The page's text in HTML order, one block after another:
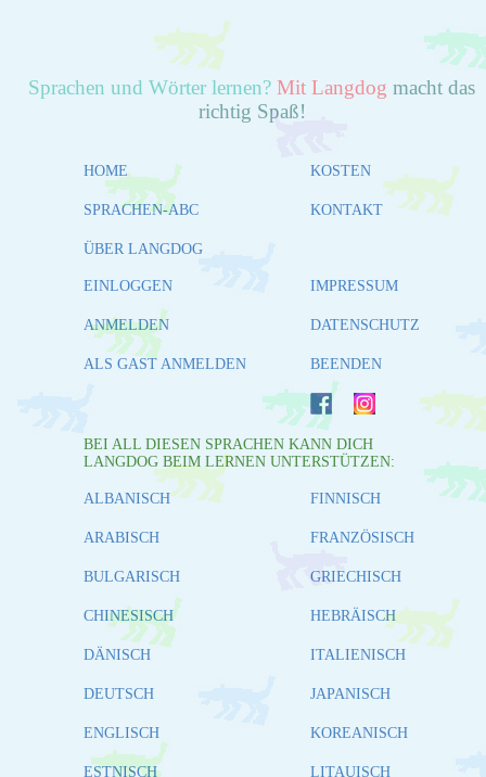
Sprachen und Wörter lernen? Mit Langdog macht das
richtig Spaß!
HOME
SPRACHEN-ABC
ÜBER LANGDOG
KOSTEN
KONTAKT
EINLOGGEN
ANMELDEN
ALS GAST ANMELDEN
IMPRESSUM
DATENSCHUTZ
BEENDEN
BEI ALL DIESEN SPRACHEN KANN DICH
LANGDOG BEIM LERNEN UNTERSTÜTZEN:
ALBANISCH
ARABISCH
BULGARISCH
CHINESISCH
DÄNISCH
DEUTSCH
ENGLISCH
ESTNISCH
FINNISCH
FRANZÖSISCH
GRIECHISCH
HEBRÄISCH
ITALIENISCH
JAPANISCH
KOREANISCH
LITAUISCH